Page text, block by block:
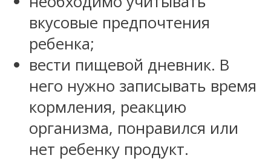
вкусовые предпочтения
ребенка;
вести пищевой дневник. В
него нужно записывать время
кормления, реакцию
организма, понравился или
нет ребенку продукт.